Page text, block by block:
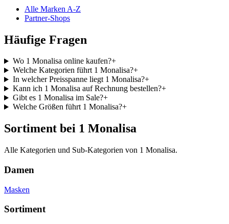
Alle Marken A-Z
Partner-Shops
Häufige Fragen
Wo 1 Monalisa online kaufen?+
Welche Kategorien führt 1 Monalisa?+
In welcher Preisspanne liegt 1 Monalisa?+
Kann ich 1 Monalisa auf Rechnung bestellen?+
Gibt es 1 Monalisa im Sale?+
Welche Größen führt 1 Monalisa?+
Sortiment bei 1 Monalisa
Alle Kategorien und Sub-Kategorien von 1 Monalisa.
Damen
Masken
Sortiment